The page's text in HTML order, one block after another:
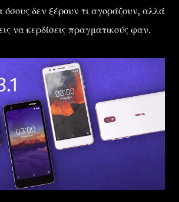
όσους δεν ξέρουν τι αγοράζουν, αλλά
να κερδίσεις πραγματικούς φαν.